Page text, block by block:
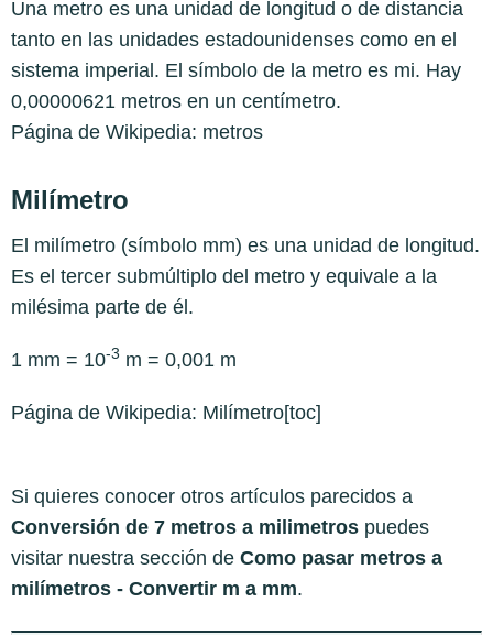
Una metro es una unidad de longitud o de distancia
tanto en las unidades estadounidenses como en el
sistema imperial. El símbolo de la metro es mi. Hay
0,00000621 metros en un centímetro.
Página de Wikipedia: metros
Milímetro
El milímetro (símbolo mm) es una unidad de longitud.
Es el tercer submúltiplo del metro y equivale a la
milésima parte de él.
1 mm = 10-3 m = 0,001 m
Página de Wikipedia: Milímetro[toc]
Si quieres conocer otros artículos parecidos a
Conversión de 7 metros a milimetros puedes
visitar nuestra sección de Como pasar metros a
milímetros - Convertir m a mm.